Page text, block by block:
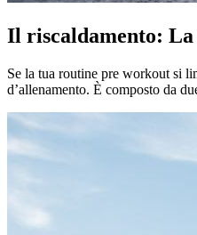
Il riscaldamento: La
Se la tua routine pre workout si
d’allenamento. È composto da